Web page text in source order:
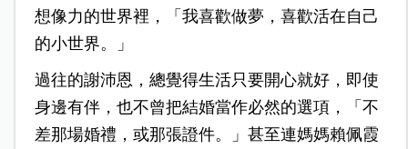
想像力的世界裡，「我喜歡做夢，喜歡活在自己
的小世界。」
過往的謝沛恩，總覺得生活只要開心就好，即使
身邊有伴，也不曾把結婚當作必然的選項，「不
差那場婚禮，或那張證件。」甚至連媽媽賴佩霞